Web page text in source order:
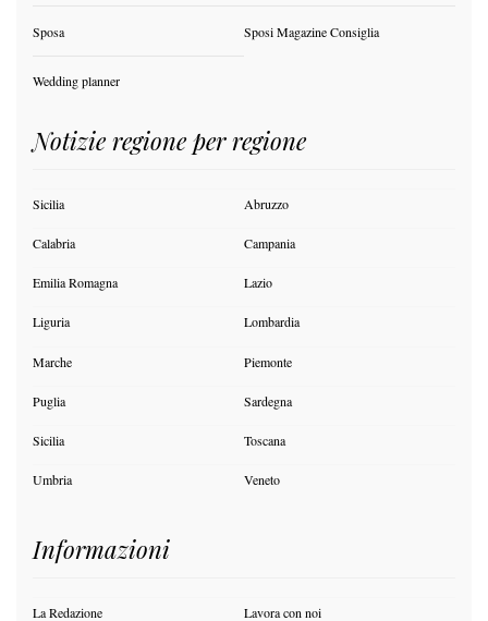
Sposa Sposi Magazine Consiglia
Wedding planner
Notizie regione per regione
Sicilia Abruzzo
Calabria Campania
Emilia Romagna Lazio
Liguria Lombardia
Marche Piemonte
Puglia Sardegna
Sicilia Toscana
Umbria Veneto
Informazioni
La Redazione Lavora con noi